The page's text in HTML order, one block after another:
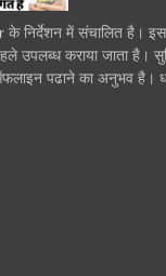
निर्देशन में संचालित है।
उपलब्ध कराया जाता है।
पढाने का अनुभव है।